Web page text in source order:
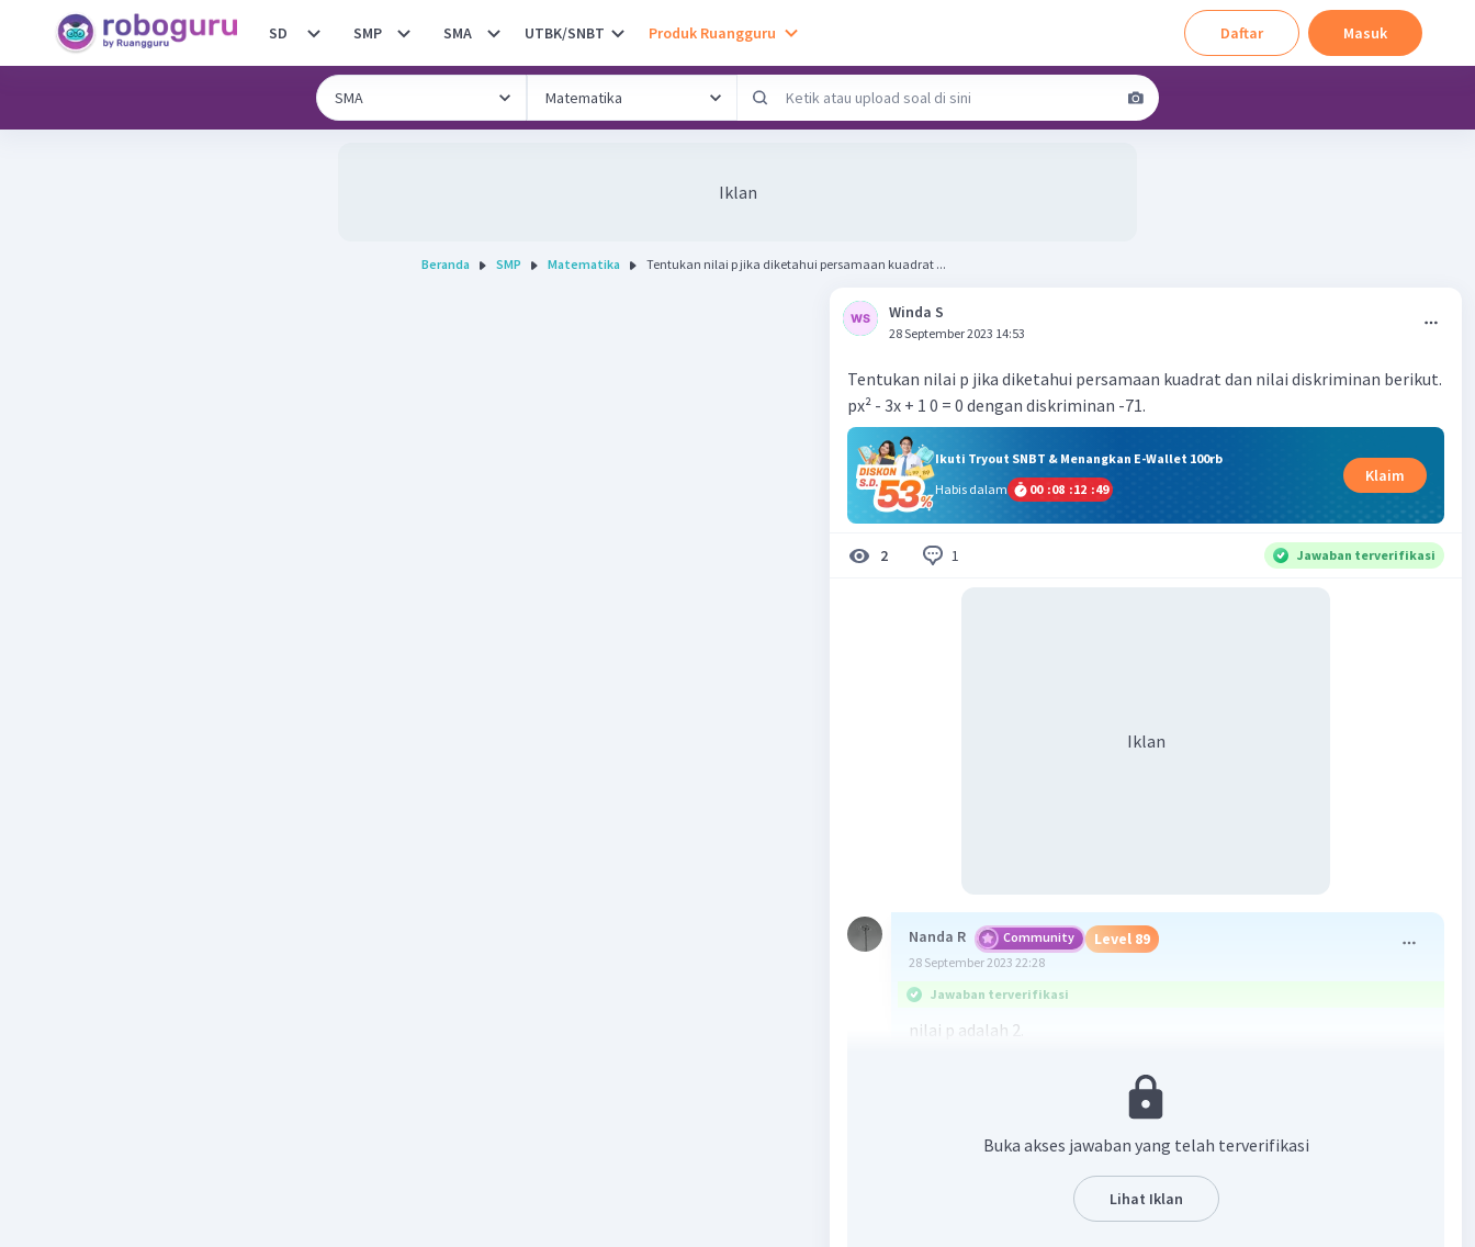
SD SMP SMA UTBK/SNBT Produk Ruangguru Daftar Masuk
Iklan
Beranda SMP Matematika Tentukan nilai p jika diketahui persamaan kuadrat ...
Winda S
28 September 2023 14:53
Tentukan nilai p jika diketahui persamaan kuadrat dan nilai diskriminan berikut.
px² - 3x + 1 0 = 0 dengan diskriminan -71.
Ikuti Tryout SNBT & Menangkan E-Wallet 100rb
Habis dalam
00 :08 :12 :48
Klaim
2 1 Jawaban terverifikasi
Iklan
Nanda R Community Level 89
28 September 2023 22:28
Jawaban terverifikasi
nilai p adalah 2.
Buka akses jawaban yang telah terverifikasi
Lihat Iklan